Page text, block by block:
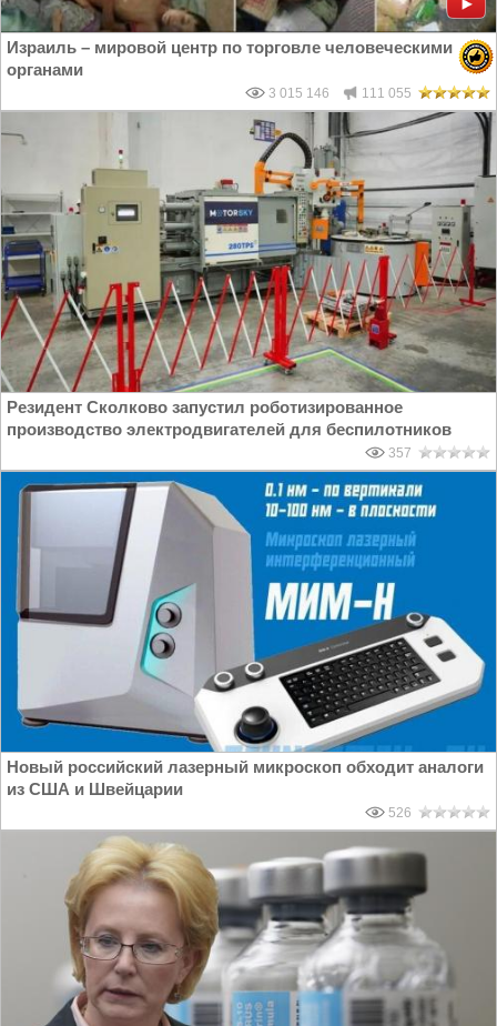
Израиль – мировой центр по торговле человеческими
органами
3 015 146 111 055
Резидент Сколково запустил роботизированное
производство электродвигателей для беспилотников
357
Новый российский лазерный микроскоп обходит аналоги
из США и Швейцарии
526